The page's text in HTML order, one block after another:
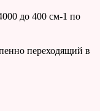
до 400 см-1 по
переходящий в